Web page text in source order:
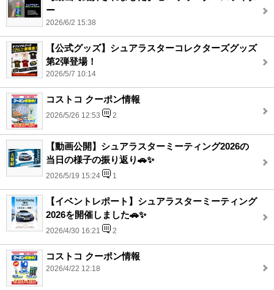
ー
2026/6/2 15:38
【公式グッズ】シュアラスターコレクターズグッズ
第2弾登場！
2026/5/7 10:14
コストコ クーポン情報
2026/5/26 12:53 2
【動画公開】シュアラスターミーティング2026の
当日の様子の振り返り🚗✨
2026/5/19 15:24 1
【イベントレポート】シュアラスターミーティング
2026を開催しました🚗✨
2026/4/30 16:21 2
コストコ クーポン情報
2026/4/22 12:18